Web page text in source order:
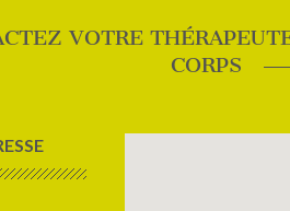
VOTRE
CORPS